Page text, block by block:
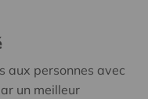
aux personnes avec
un meilleur